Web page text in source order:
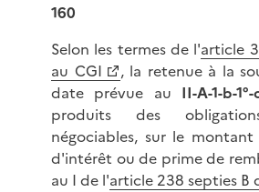
160
Selon les termes de l'article
au CGI
, la retenue à la
date prévue au II-A-1-b-1°-
produits des
négociables, sur le
d'intérêt ou de prime de
au I de l'article 238 septies B